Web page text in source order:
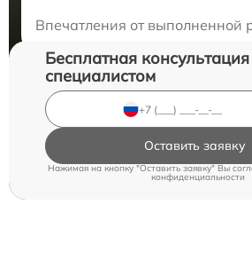
Впечатления от выполненной
Бесплатная
специалистом
Оставить заявку
Нажимая на кнопку "Оставить заявку" Вы
конфиденциальности